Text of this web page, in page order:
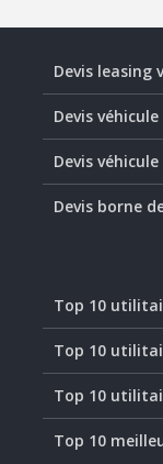
Devis
Devis
Devis
Devis borne
Top 10
Top 10
Top 10
Top 10